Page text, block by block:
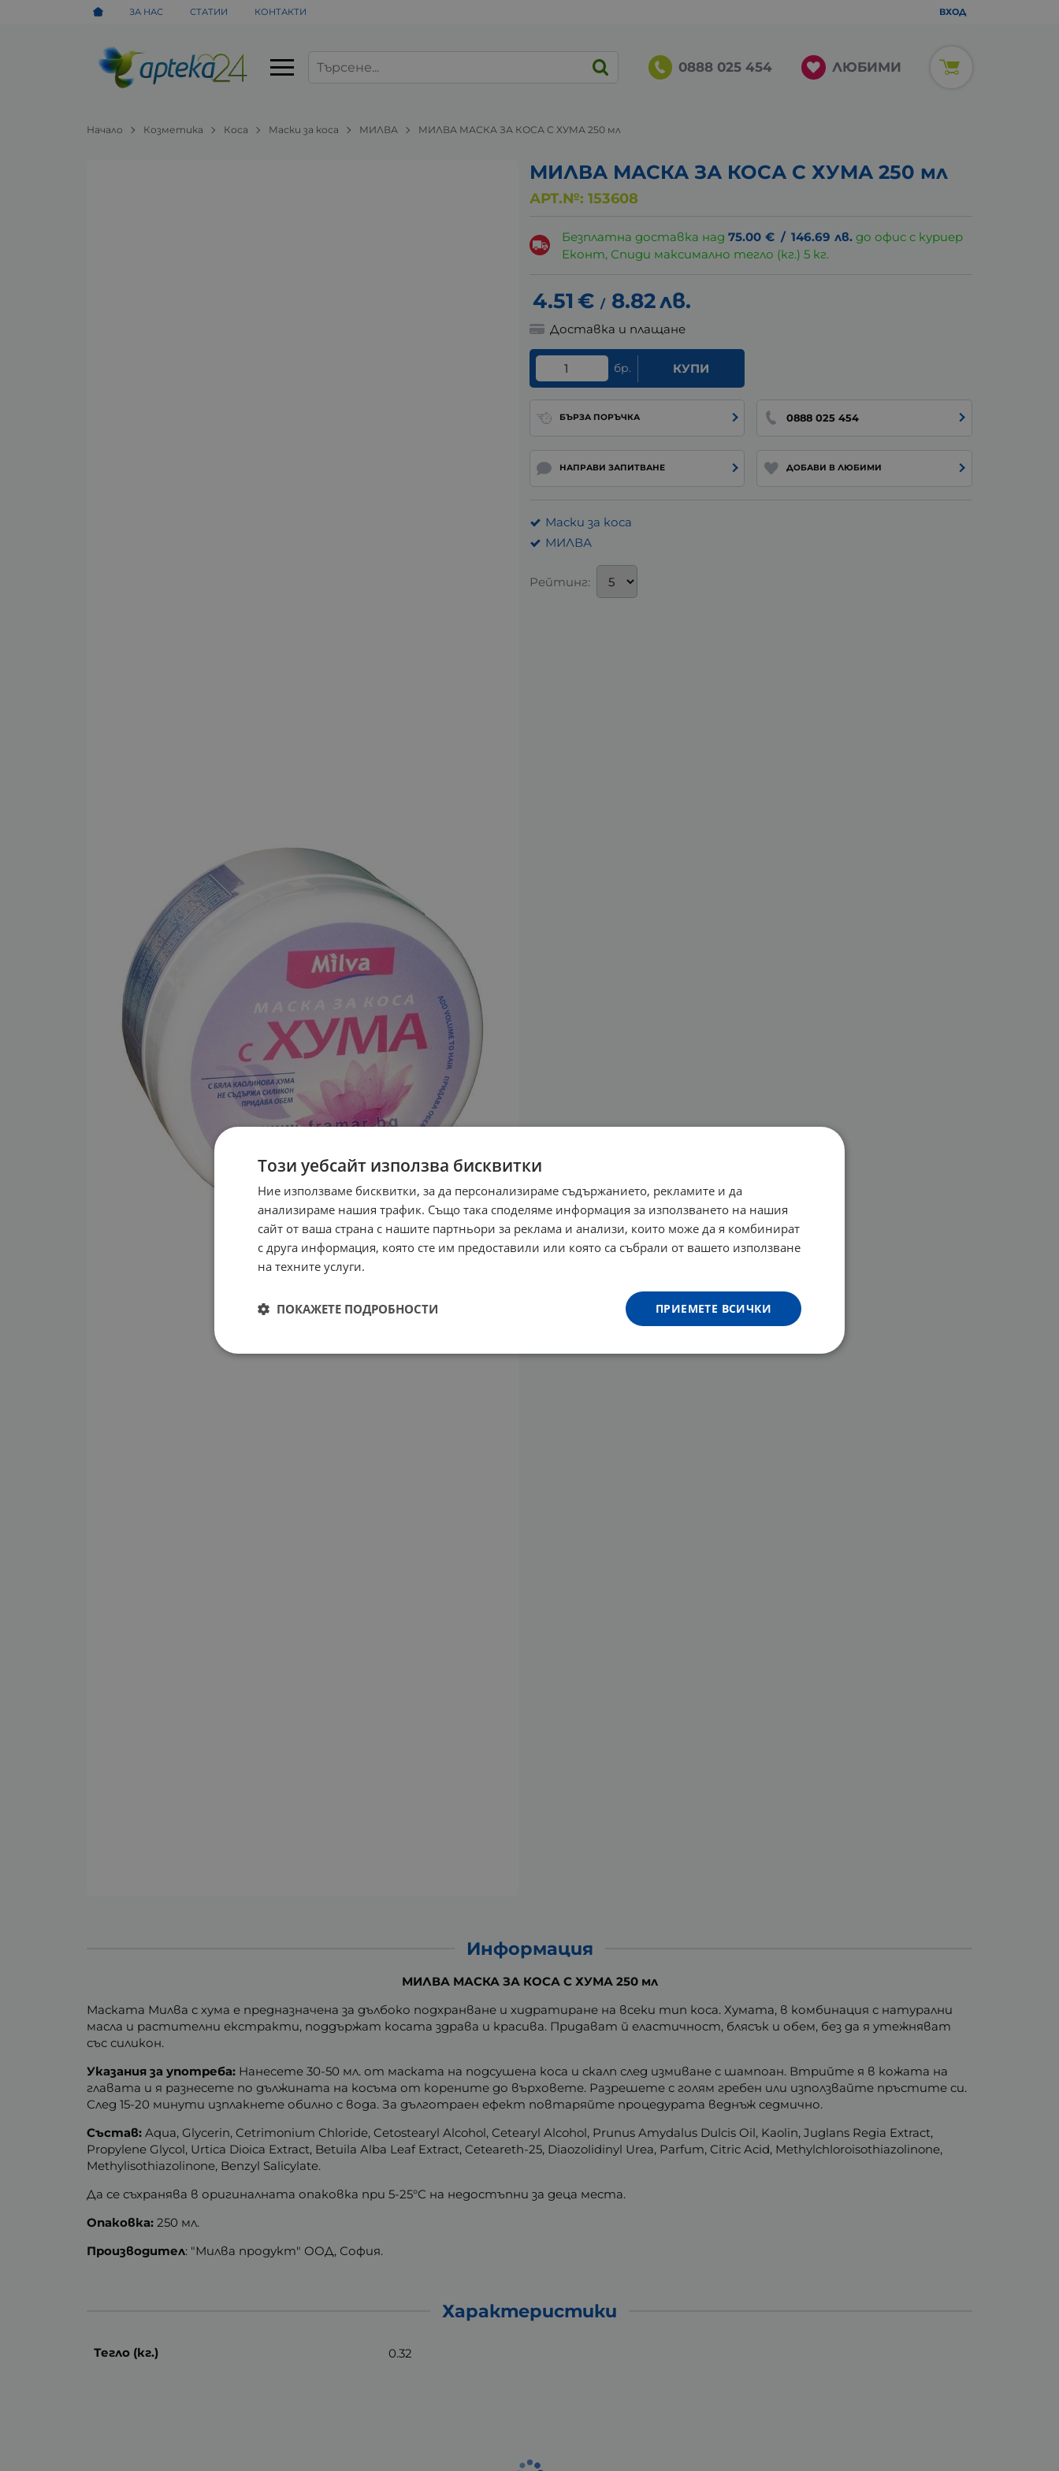
ЗА НАС СТАТИИ КОНТАКТИ ВХОД
0888 025 454 ЛЮБИМИ
Начало Козметика Коса Маски за коса МИЛВА МИЛВА МАСКА ЗА КОСА С ХУМА 250 мл
МИЛВА МАСКА ЗА КОСА С ХУМА 250 мл
АРТ.№: 153608
Безплатна доставка над75.00 € / 146.69 лв. до офис с куриер
Еконт, Спиди максимално тегло (кг.) 5 кг.
4.51 € / 8.82лв.
Доставка и плащане
бр. КУПИ
БЪРЗА ПОРЪЧКА 0888 025 454
НАПРАВИ ЗАПИТВАНЕ ДОБАВИ В ЛЮБИМИ
Маски за коса
МИЛВА
Рейтинг:
Информация
МИЛВА МАСКА ЗА КОСА С ХУМА 250 мл
Маската Милва с хума е предназначена за дълбоко подхранване и хидратиране на всеки тип коса. Хумата, в комбинация с натурални
масла и растителни екстракти, поддържат косата здрава и красива. Придават й еластичност, блясък и обем, без да я утежняват
със силикон.
Указания за употреба: Нанесете 30-50 мл. от маската на подсушена коса и скалп след измиване с шампоан. Втрийте я в кожата на
главата и я разнесете по дължината на косъма от корените до върховете. Разрешете с голям гребен или използвайте пръстите си.
След 15-20 минути изплакнете обилно с вода. За дълготраен ефект повтаряйте процедурата веднъж седмично.
Състав: Aqua, Glycerin, Cetrimonium Chloride, Cetostearyl Alcohol, Cetearyl Alcohol, Prunus Amydalus Dulcis Oil, Kaolin, Juglans Regia Extract,
Propylene Glycol, Urtica Dioica Extract, Betuila Alba Leaf Extract, Ceteareth-25, Diaozolidinyl Urea, Parfum, Citric Acid, Methylchloroisothiazolinone,
Mеthylisothiazolinone, Benzyl Sаlicylate.
Да се съхранява в оригиналната опаковка при 5-25°С на недостъпни за деца места.
Опаковка: 250 мл.
Производител: "Милва продукт" ООД, София.
Характеристики
Тегло (кг.) 0.32
Този уебсайт използва бисквитки
Ние използваме бисквитки, за да персонализираме съдържанието, рекламите и да
анализираме нашия трафик. Също така споделяме информация за използването на нашия
сайт от ваша страна с нашите партньори за реклама и анализи, които може да я комбинират
с друга информация, която сте им предоставили или която са събрали от вашето използване
на техните услуги.
ПРИЕМЕТЕ ВСИЧКИ
ПОКАЖЕТЕ ПОДРОБНОСТИ